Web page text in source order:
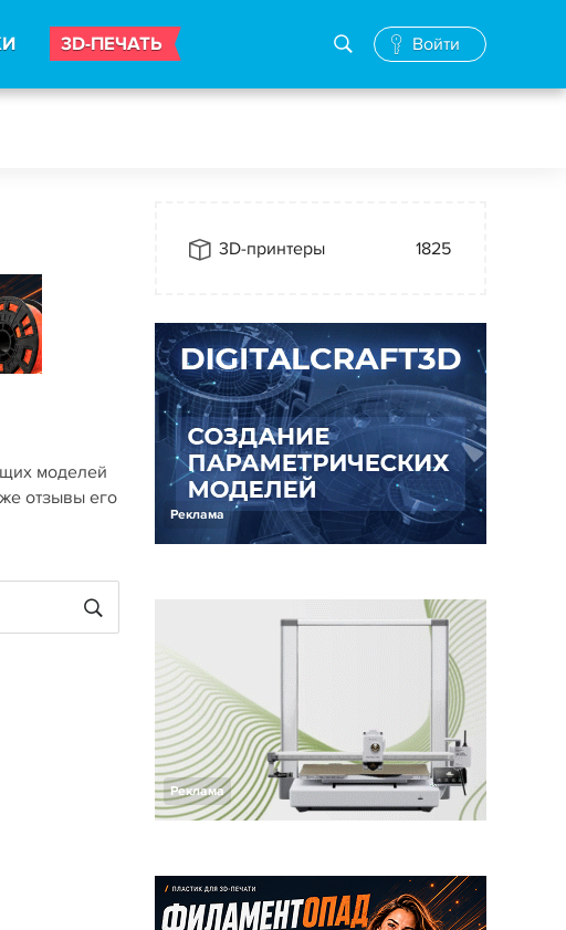
3D-ПЕЧАТЬ Войти
моделей
отзывы его
3D-принтеры 1825
Реклама
Реклама